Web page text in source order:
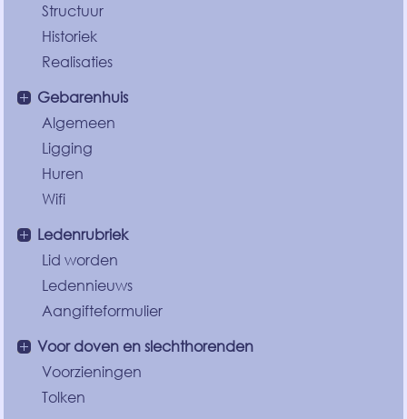
Structuur
Historiek
Realisaties
Gebarenhuis
Algemeen
Ligging
Huren
Wifi
Ledenrubriek
Lid worden
Ledennieuws
Aangifteformulier
Voor doven en slechthorenden
Voorzieningen
Tolken